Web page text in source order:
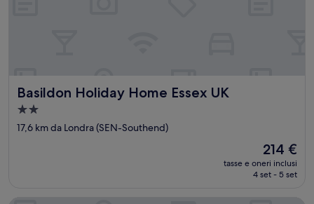
Basildon Holiday Home Essex UK
Basildon Holiday Home Essex UK
Struttura
a
17,6 km da Londra (SEN-Southend)
Il
prezzo
attuale
214 €
tasse e oneri inclusi
4 set - 5 set